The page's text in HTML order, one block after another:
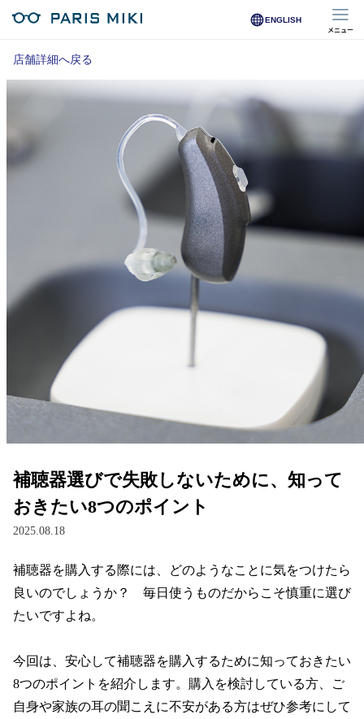
ENGLISH
メニュー
マイページ
Opera Club会員
オンラインショップ会員
※オンラインで会員登録された方
店舗検索/来店予約
商品を探す
レンズ
サングラス
補聴器
グッズ・小物
ブランド一覧
店舗詳細へ戻る
補聴器選びで失敗しないために、知って
おきたい8つのポイント
2025.08.18
補聴器を購入する際には、どのようなことに気をつけたら
良いのでしょうか？　毎日使うものだからこそ慎重に選び
たいですよね。
今回は、安心して補聴器を購入するために知っておきたい
8つのポイントを紹介します。購入を検討している方、ご
自身や家族の耳の聞こえに不安がある方はぜひ参考にして